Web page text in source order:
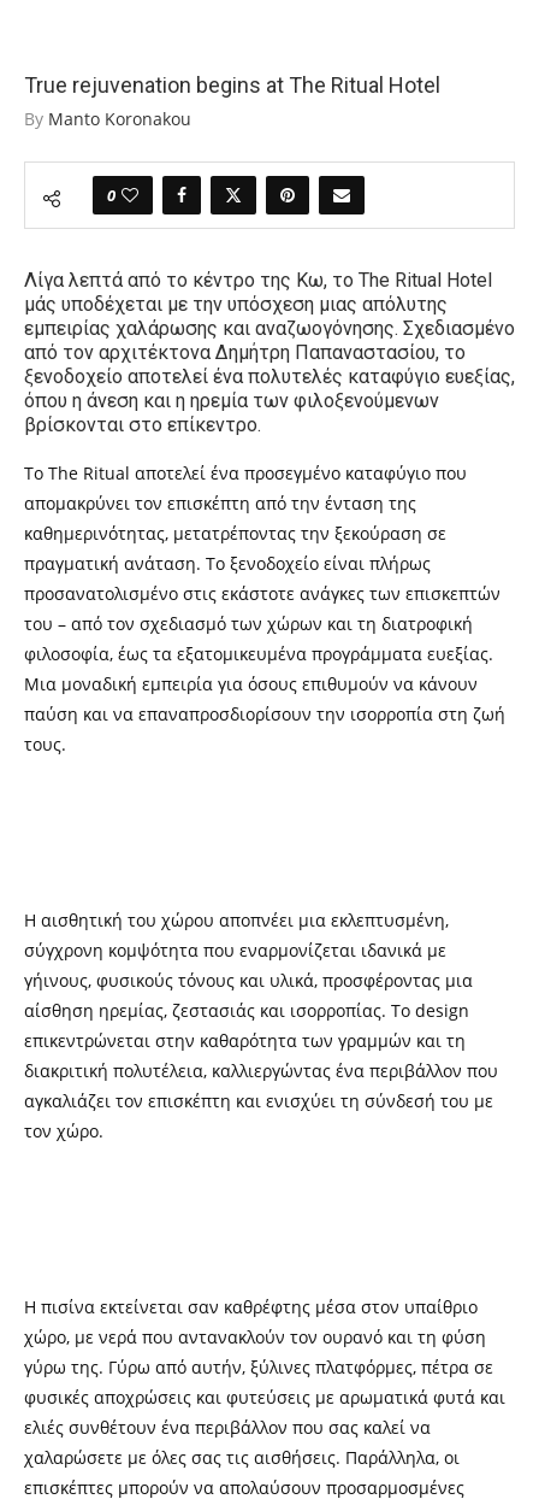
True rejuvenation begins at The Ritual Hotel
By Manto Koronakou
0
Λίγα λεπτά από το κέντρο της Κω, το The Ritual Hotel
μάς υποδέχεται με την υπόσχεση μιας απόλυτης
εμπειρίας χαλάρωσης και αναζωογόνησης. Σχεδιασμένο
από τον αρχιτέκτονα Δημήτρη Παπαναστασίου, το
ξενοδοχείο αποτελεί ένα πολυτελές καταφύγιο ευεξίας,
όπου η άνεση και η ηρεμία των φιλοξενούμενων
βρίσκονται στο επίκεντρο.
Το The Ritual αποτελεί ένα προσεγμένο καταφύγιο που
απομακρύνει τον επισκέπτη από την ένταση της
καθημερινότητας, μετατρέποντας την ξεκούραση σε
πραγματική ανάταση. Το ξενοδοχείο είναι πλήρως
προσανατολισμένο στις εκάστοτε ανάγκες των επισκεπτών
του – από τον σχεδιασμό των χώρων και τη διατροφική
φιλοσοφία, έως τα εξατομικευμένα προγράμματα ευεξίας.
Μια μοναδική εμπειρία για όσους επιθυμούν να κάνουν
παύση και να επαναπροσδιορίσουν την ισορροπία στη ζωή
τους.
Η αισθητική του χώρου αποπνέει μια εκλεπτυσμένη,
σύγχρονη κομψότητα που εναρμονίζεται ιδανικά με
γήινους, φυσικούς τόνους και υλικά, προσφέροντας μια
αίσθηση ηρεμίας, ζεστασιάς και ισορροπίας. Το design
επικεντρώνεται στην καθαρότητα των γραμμών και τη
διακριτική πολυτέλεια, καλλιεργώντας ένα περιβάλλον που
αγκαλιάζει τον επισκέπτη και ενισχύει τη σύνδεσή του με
τον χώρο.
Η πισίνα εκτείνεται σαν καθρέφτης μέσα στον υπαίθριο
χώρο, με νερά που αντανακλούν τον ουρανό και τη φύση
γύρω της. Γύρω από αυτήν, ξύλινες πλατφόρμες, πέτρα σε
φυσικές αποχρώσεις και φυτεύσεις με αρωματικά φυτά και
ελιές συνθέτουν ένα περιβάλλον που σας καλεί να
χαλαρώσετε με όλες σας τις αισθήσεις. Παράλληλα, οι
επισκέπτες μπορούν να απολαύσουν προσαρμοσμένες